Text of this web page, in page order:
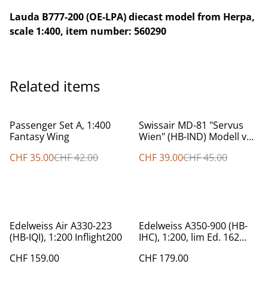
Lauda B777-200 (OE-LPA) diecast model from Herpa,
scale 1:400, item number: 560290
Related items
%
Passenger Set A, 1:400
Fantasy Wing
CHF 35.00CHF 42.00
%
Swissair MD-81 "Servus
Wien" (HB-IND) Modell von
CHF 39.00CHF 45.00
Edelweiss Air A330-223
(HB-IQI), 1:200 Inflight200
CHF 159.00
Edelweiss A350-900 (HB-
IHC), 1:200, lim Ed. 162
CHF 179.00